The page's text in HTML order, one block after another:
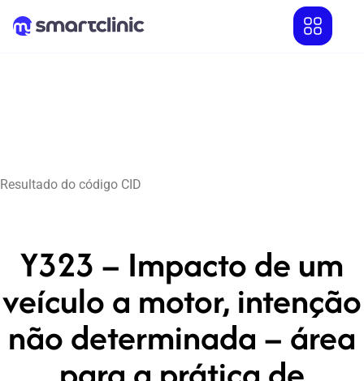
Resultado do código CID
Y323 – Impacto de um
veículo a motor, intenção
não determinada – área